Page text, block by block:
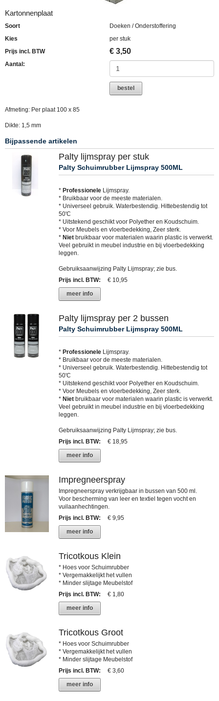
Kartonnenplaat
Soort
Doeken / Onderstoffering
Kies
per stuk
Prijs incl. BTW
€ 3,50
Aantal:
bestel
Afmeting: Per plaat 100 x 85
Dikte: 1,5 mm
Bijpassende artikelen
Palty lijmspray per stuk
Palty Schuimrubber Lijmspray 500ML
* Professionele Lijmspray.
* Bruikbaar voor de meeste materialen.
* Universeel gebruik. Waterbestendig. Hittebestendig tot
50'C
* Uitstekend geschikt voor Polyether en Koudschuim.
* Voor Meubels en vloerbedekking, Zeer sterk.
* Niet bruikbaar voor materialen waarin plastic is verwerkt.
Veel gebruikt in meubel industrie en bij vloerbedekking
leggen.
Gebruiksaanwijzing Palty Lijmspray; zie bus.
Prijs incl. BTW:
€ 10,95
meer info
Palty lijmspray per 2 bussen
Palty Schuimrubber Lijmspray 500ML
* Professionele Lijmspray.
* Bruikbaar voor de meeste materialen.
* Universeel gebruik. Waterbestendig. Hittebestendig tot
50'C
* Uitstekend geschikt voor Polyether en Koudschuim.
* Voor Meubels en vloerbedekking, Zeer sterk.
* Niet bruikbaar voor materialen waarin plastic is verwerkt.
Veel gebruikt in meubel industrie en bij vloerbedekking
leggen.
Gebruiksaanwijzing Palty Lijmspray; zie bus.
Prijs incl. BTW:
€ 18,95
meer info
Impregneerspray
Impregneerspray verkrijgbaar in bussen van 500 ml.
Voor bescherming van leer en textiel tegen vocht en
vuilaanhechtingen.
Prijs incl. BTW:
€ 9,95
meer info
Tricotkous Klein
* Hoes voor Schuimrubber
* Vergemakkelijkt het vullen
* Minder slijtage Meubelstof
Prijs incl. BTW:
€ 1,80
meer info
Tricotkous Groot
* Hoes voor Schuimrubber
* Vergemakkelijkt het vullen
* Minder slijtage Meubelstof
Prijs incl. BTW:
€ 3,60
meer info